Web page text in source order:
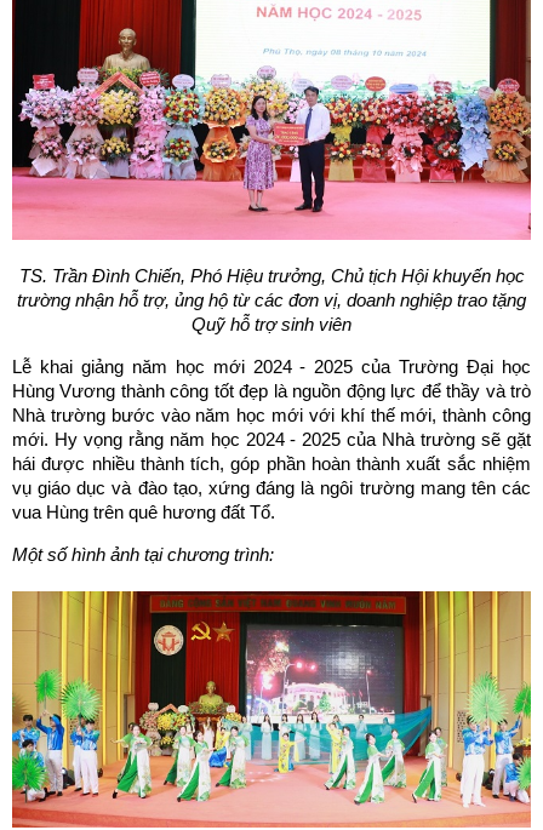
TS. Trần Đình Chiến, Phó Hiệu trưởng, Chủ tịch Hội khuyến học
trường nhận hỗ trợ, ủng hộ từ các đơn vị, doanh nghiệp trao tặng
Quỹ hỗ trợ sinh viên
Lễ khai giảng năm học mới 2024 - 2025 của Trường Đại học
Hùng Vương thành công tốt đẹp là nguồn động lực để thầy và trò
Nhà trường bước vào năm học mới với khí thế mới, thành công
mới. Hy vọng rằng năm học 2024 - 2025 của Nhà trường sẽ gặt
hái được nhiều thành tích, góp phần hoàn thành xuất sắc nhiệm
vụ giáo dục và đào tạo, xứng đáng là ngôi trường mang tên các
vua Hùng trên quê hương đất Tổ.
Một số hình ảnh tại chương trình: